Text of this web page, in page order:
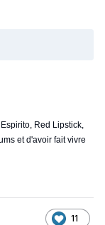
Red Lipstick,
et d'avoir fait vivre
11